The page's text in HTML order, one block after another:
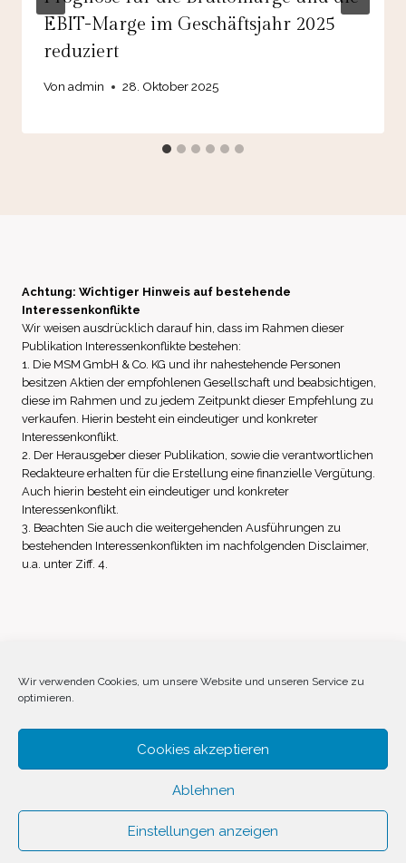
Wir verwenden Cookies, um unsere Website und unseren Service zu
optimieren.
Cookies akzeptieren
Ablehnen
Einstellungen anzeigen
EBIT-Marge im Geschäftsjahr 2025
reduziert
Von admin 28. Oktober 2025
Achtung: Wichtiger Hinweis auf bestehende
Interessenkonflikte
Wir weisen ausdrücklich darauf hin, dass im Rahmen dieser
Publikation Interessenkonflikte bestehen:
1. Die MSM GmbH & Co. KG und ihr nahestehende Personen
besitzen Aktien der empfohlenen Gesellschaft und beabsichtigen,
diese im Rahmen und zu jedem Zeitpunkt dieser Empfehlung zu
verkaufen. Hierin besteht ein eindeutiger und konkreter
Interessenkonflikt.
2. Der Herausgeber dieser Publikation, sowie die verantwortlichen
Redakteure erhalten für die Erstellung eine finanzielle Vergütung.
Auch hierin besteht ein eindeutiger und konkreter
Interessenkonflikt.
3. Beachten Sie auch die weitergehenden Ausführungen zu
bestehenden Interessenkonflikten im nachfolgenden Disclaimer,
u.a. unter Ziff. 4.
Impressum Datenschutz
Disclaimer
© 2026 Invest Inside by